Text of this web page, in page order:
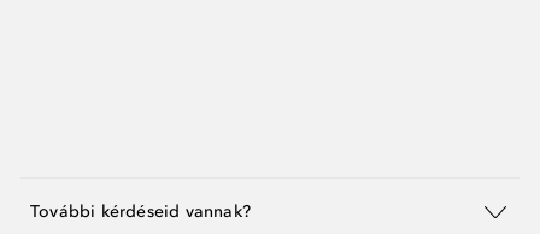
További kérdéseid vannak?